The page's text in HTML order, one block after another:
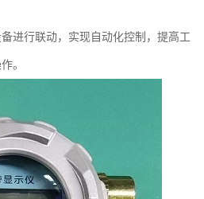
进行联动，实现自动化控制，提高工
。